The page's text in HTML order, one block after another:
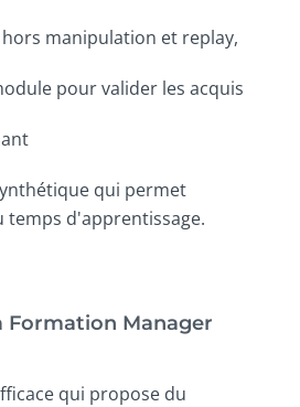
manipulation et replay,
pour valider les acquis
qui permet
d'apprentissage.
Formation Manager
qui propose du